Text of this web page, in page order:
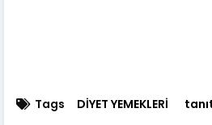
Tags DİYET YEMEKLERİ